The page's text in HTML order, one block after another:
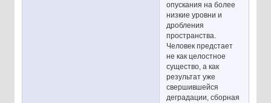
опускания на более
низкие уровни и
дробления
пространства.
Человек предстает
не как целостное
существо, а как
результат уже
свершившейся
деградации, сборная